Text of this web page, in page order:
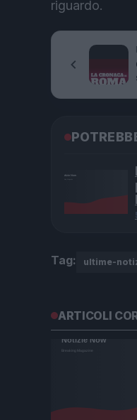
riguardo.
Tag: ultime-
ARTICOLI